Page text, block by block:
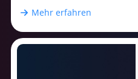
Mehr erfahren